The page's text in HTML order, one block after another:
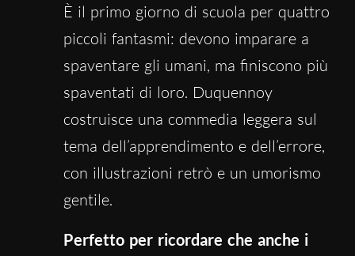
È il primo giorno di scuola per quattro
piccoli fantasmi: devono imparare a
spaventare gli umani, ma finiscono più
spaventati di loro. Duquennoy
costruisce una commedia leggera sul
tema dell’apprendimento e dell’errore,
con illustrazioni retrò e un umorismo
gentile.
Perfetto per ricordare che anche i